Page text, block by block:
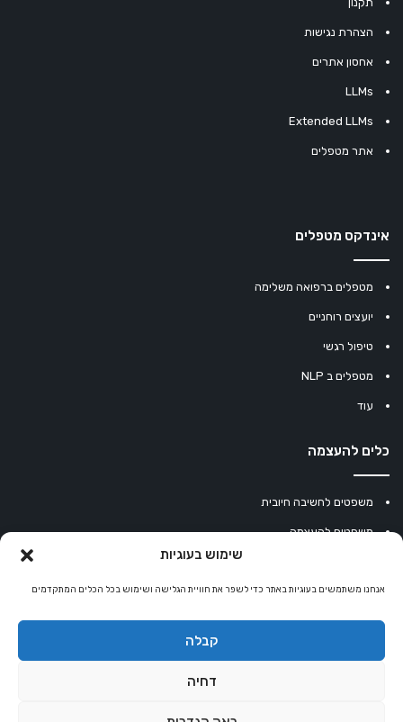
שימוש בעוגיות
אנחנו משתמשים בעוגיות באתר כדי לשפר את חוויית הגלישה ושימוש בכל הכלים המתקדמים
קבלה
דחיה
הצהרת נגישות
אחסון אתרים
LLMs
Extended LLMs
אתר מטפלים
אינדקס מטפלים
מטפלים ברפואה משלימה
יועצים רוחניים
טיפול רגשי
מטפלים ב NLP
עוד
כלים להעצמה
משפטים לחשיבה חיובית
משפטים להעצמה
מחשבון נומרולוגיה
קריסטלים למזלות